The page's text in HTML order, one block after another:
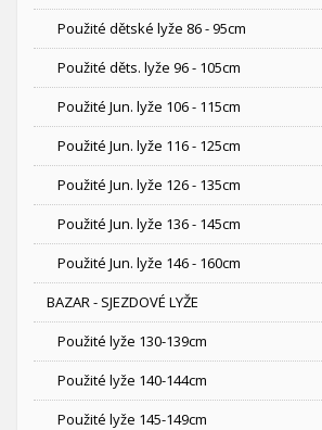
Použité dětské lyže 86 - 95cm
Použité děts. lyže 96 - 105cm
Použité Jun. lyže 106 - 115cm
Použité Jun. lyže 116 - 125cm
Použité Jun. lyže 126 - 135cm
Použité Jun. lyže 136 - 145cm
Použité Jun. lyže 146 - 160cm
BAZAR - SJEZDOVÉ LYŽE
Použité lyže 130-139cm
Použité lyže 140-144cm
Použité lyže 145-149cm